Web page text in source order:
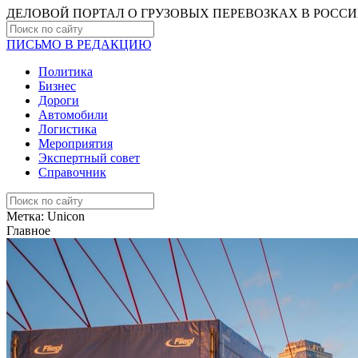
ДЕЛОВОЙ ПОРТАЛ О ГРУЗОВЫХ ПЕРЕВОЗКАХ В
ПИСЬМО В РЕДАКЦИЮ
Политика
Бизнес
Дороги
Автомобили
Логистика
Мероприятия
Экспертный совет
Справочник
Метка: Unicon
Главное